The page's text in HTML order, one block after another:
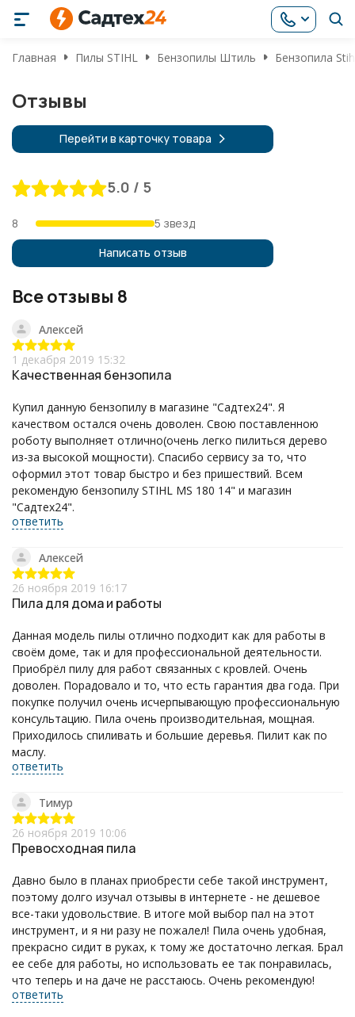
Главная Пилы STIHL Бензопилы Штиль Бензопила
Отзывы
Перейти в карточку товара
5.0 / 5
8
5 звезд
Написать отзыв
Все отзывы 8
Алексей
1 декабря 2019 15:32
Качественная бензопила
Купил данную бензопилу в магазине "Садтех24". Я
качеством остался очень доволен. Свою поставленною
роботу выполняет отлично(очень легко пилиться дерево
из-за высокой мощности). Спасибо сервису за то, что
оформил этот товар быстро и без пришествий. Всем
рекомендую бензопилу STIHL MS 180 14" и магазин
"Садтех24".
ответить
Алексей
26 ноября 2019 16:17
Пила для дома и работы
Данная модель пилы отлично подходит как для работы в
своём доме, так и для профессиональной деятельности.
Приобрёл пилу для работ связанных с кровлей. Очень
доволен. Порадовало и то, что есть гарантия два года. При
покупке получил очень исчерпывающую профессиональную
консультацию. Пила очень производительная, мощная.
Приходилось спиливать и большие деревья. Пилит как по
маслу.
ответить
Тимур
26 ноября 2019 10:06
Превосходная пила
Давно было в планах приобрести себе такой инструмент,
поэтому долго изучал отзывы в интернете - не дешевое
все-таки удовольствие. В итоге мой выбор пал на этот
инструмент, и я ни разу не пожалел! Пила очень удобная,
прекрасно сидит в руках, к тому же достаточно легкая. Брал
ее себе для работы, но использовать ее так понравилась,
что теперь и на даче не расстаюсь. Очень рекомендую!
ответить